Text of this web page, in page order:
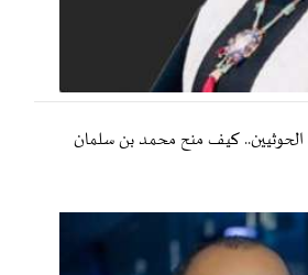
كيف منح محمد بن سلمان